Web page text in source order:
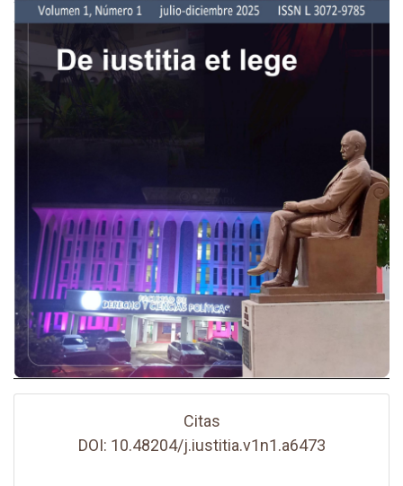
Citas
DOI: 10.48204/j.iustitia.v1n1.a6473